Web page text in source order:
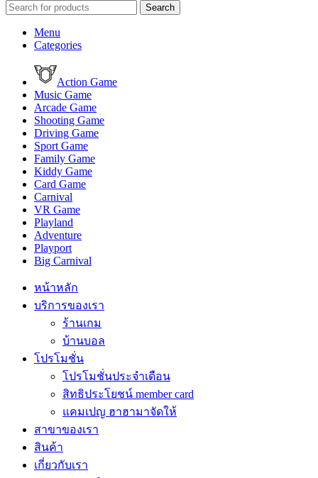
Search
Menu
Categories
Action Game
Music Game
Arcade Game
Shooting Game
Driving Game
Sport Game
Family Game
Kiddy Game
Card Game
Carnival
VR Game
Playland
Adventure
Playport
Big Carnival
หน้าหลัก
บริการของเรา
ร้านเกม
บ้านบอล
โปรโมชั่น
โปรโมชั่นประจำเดือน
สิทธิประโยชน์ member card
แคมเปญ ฮาฮามาจัดให้
สาขาของเรา
สินค้า
เกี่ยวกับเรา